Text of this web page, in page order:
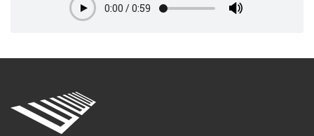
Play0:00 /0:59